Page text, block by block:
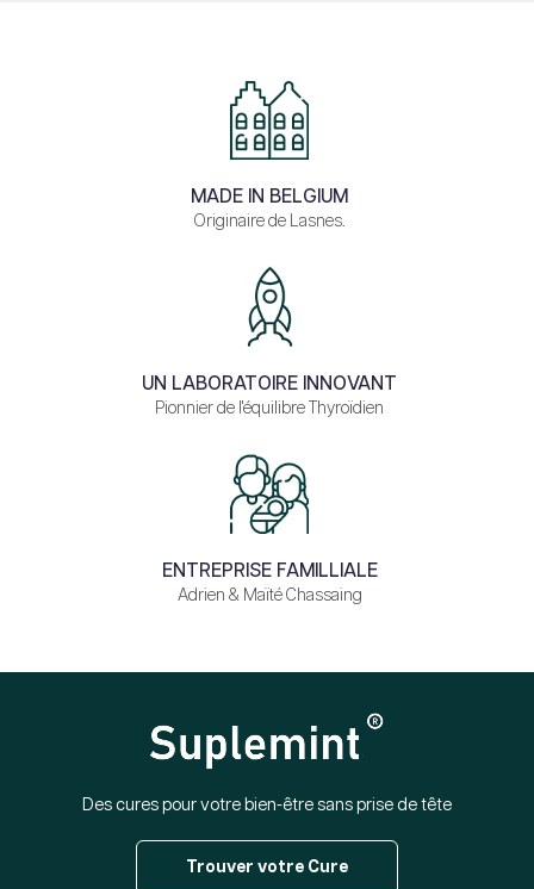
MADE IN BELGIUM
Originaire de Lasnes.
UN LABORATOIRE INNOVANT
Pionnier de l'équilibre Thyroïdien
ENTREPRISE FAMILLIALE
Adrien & Maïté Chassaing
Des cures pour votre bien-être sans prise de tête
Trouver votre Cure